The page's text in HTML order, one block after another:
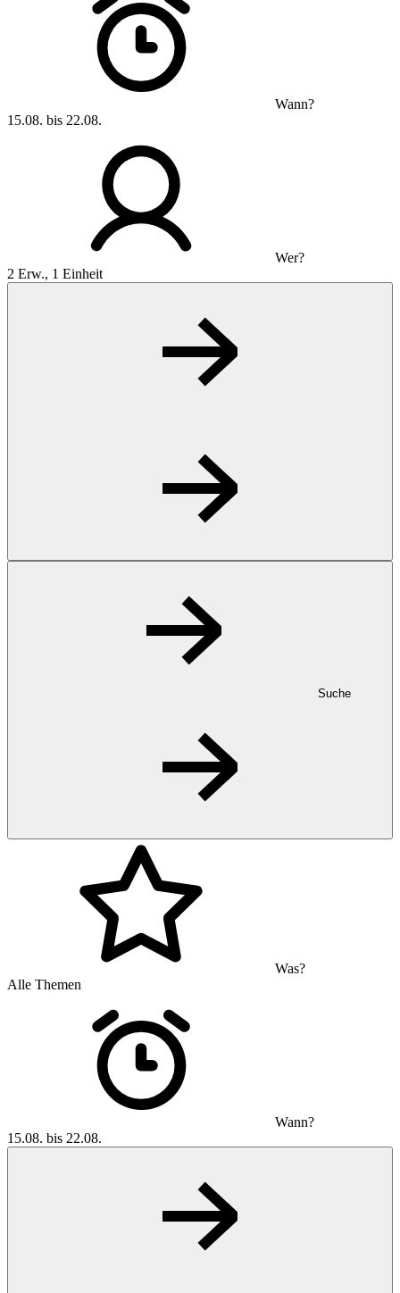
Wann?
15.08. bis 22.08.
Wer?
2 Erw., 1 Einheit
Suche
Was?
Alle Themen
Wann?
15.08. bis 22.08.